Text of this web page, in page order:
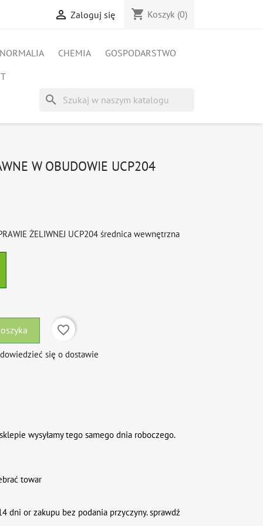
 Zaloguj się shopping_cart Koszyk (0)
NORMALIA CHEMIA
GOSPODARSTWO
search
W OBUDOWIE UCP204
ŻELIWNEJ UCP204 średnica wewnętrzna
favorite_border
się o dostawie
wysyłamy tego samego dnia roboczego.
towar
dni or zakupu bez podania przyczyny. sprawdź